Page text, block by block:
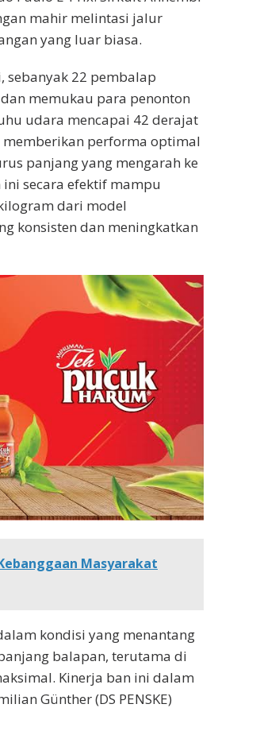
mahir melintasi jalur
yang luar biasa.
sebanyak 22 pembalap
memukau para penonton
udara mencapai 42 derajat
memberikan performa optimal
panjang yang mengarah ke
secara efektif mampu
dari model
konsisten dan meningkatkan
Masyarakat
kondisi yang menantang
balapan, terutama di
Kinerja ban ini dalam
Günther (DS PENSKE)